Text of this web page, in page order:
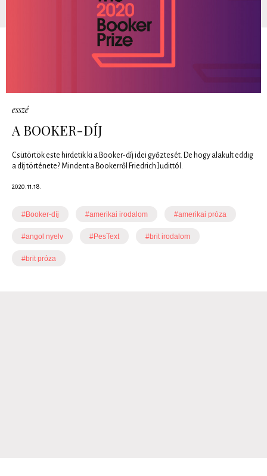
esszé
A BOOKER-DÍJ
Csütörtök este hirdetik ki a Booker-díj idei győztesét. De hogy alakult eddig
a díj története? Mindent a Bookerről Friedrich Judittól.
2020.11.18.
#Booker-díj #amerikai irodalom #amerikai próza
#angol nyelv #PesText #brit irodalom
#brit próza